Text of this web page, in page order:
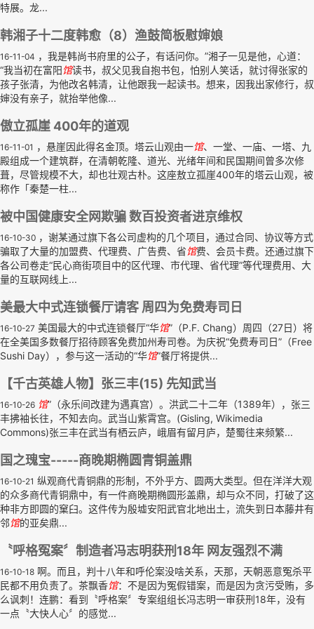
特展。龙...
韩湘子十二度韩愈（8）渔鼓简板慰婶娘
16-11-04 ，我是韩尚书府里的公子，有话问你。”湘子一见是他，心道：
“我当初在富阳馆读书，叔父见我自抱书包，怕别人笑话，就讨得张家的
孩子张清，为他改名韩清，让他跟我一起读书。想来，因我出家修行，叔
婶没有亲子，就抬举他像...
傲立孤崖 400年的道观
16-11-01 ，悬崖因此得名金顶。塔云山观由一馆、一堂、一庙、一塔、九
殿组成一个建筑群，在清朝乾隆、道光、光绪年间和民国期间曾多次修
葺，尽管规模不大，却也壮观古朴。这座敖立孤崖400年的塔云山观，被
称作「秦楚一柱...
被中国健康安全网欺骗 数百投资者进京维权
16-10-30 ，谢某通过旗下各公司虚构的几个项目，通过合同、协议等方式
骗取了大量的加盟费、代理费、广告费、省馆费、会员卡费。还通过旗下
各公司卷走“民心商街项目中的区代理、市代理、省代理”等代理费用、大
量的互联网线上...
美最大中式连锁餐厅请客 周四为免费寿司日
16-10-27 美国最大的中式连锁餐厅“华馆”（P.F. Chang）周四（27日）将
在全美国多数餐厅招待顾客免费加州寿司卷。为庆祝“免费寿司日”（Free
Sushi Day），参与这一活动的“华馆”餐厅将提供...
【千古英雄人物】张三丰(15) 先知武当
16-10-26 馆”（永乐间改建为遇真宫）。洪武二十二年（1389年），张三
丰拂袖长往，不知去向。武当山紫霄宫。(Gisling, Wikimedia
Commons)张三丰在武当有栖云庐，峨眉有留月庐，楚蜀往来频繁...
国之瑰宝-----商晚期椭圆青铜盖鼎
16-10-21 纵观商代青铜鼎的形制，不外乎方、圆两大类型。但在洋洋大观
的众多商代青铜鼎中，有一件商晚期椭圆形盖鼎，却与众不同，打破了这
种非方即圆的窠臼。这件传为殷墟安阳武官北地出土，流失到日本藤井有
邻馆的亚矣鼎...
〝呼格冤案〞制造者冯志明获刑18年 网友强烈不满
16-10-18 啊。而且，判十八年和呼伦案没啥关系，天那，天朝恶意冤杀平
民都不用负责了。茶飘香馆：不是因为冤假错案，而是因为贪污受贿，多
么讽刺！连鹏：看到〝呼格案〞专案组组长冯志明一审获刑18年，没有
一点〝大快人心〞的感觉...